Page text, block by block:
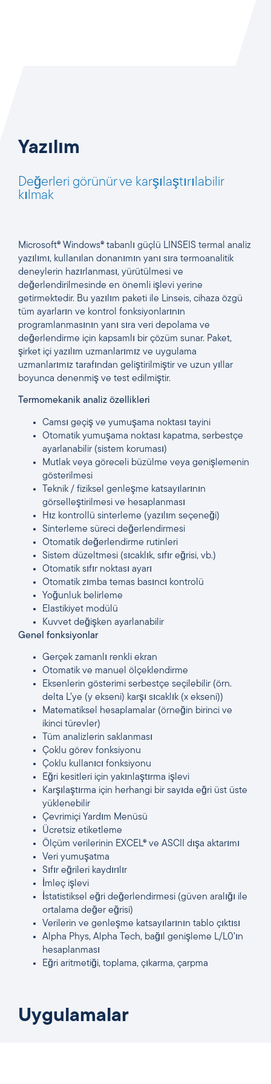
Yazılım
Değerleri görünür ve karşılaştırılabilir
kılmak
Microsoft® Windows® tabanlı güçlü LINSEIS termal analiz
yazılımı, kullanılan donanımın yanı sıra termoanalitik
deneylerin hazırlanması, yürütülmesi ve
değerlendirilmesinde en önemli işlevi yerine
getirmektedir. Bu yazılım paketi ile Linseis, cihaza özgü
tüm ayarların ve kontrol fonksiyonlarının
programlanmasının yanı sıra veri depolama ve
değerlendirme için kapsamlı bir çözüm sunar. Paket,
şirket içi yazılım uzmanlarımız ve uygulama
uzmanlarımız tarafından geliştirilmiştir ve uzun yıllar
boyunca denenmiş ve test edilmiştir.
Termomekanik analiz özellikleri
Camsı geçiş ve yumuşama noktası tayini
Otomatik yumuşama noktası kapatma, serbestçe
ayarlanabilir (sistem koruması)
Mutlak veya göreceli büzülme veya genişlemenin
gösterilmesi
Teknik / fiziksel genleşme katsayılarının
görselleştirilmesi ve hesaplanması
Hız kontrollü sinterleme (yazılım seçeneği)
Sinterleme süreci değerlendirmesi
Otomatik değerlendirme rutinleri
Sistem düzeltmesi (sıcaklık, sıfır eğrisi, vb.)
Otomatik sıfır noktası ayarı
Otomatik zımba temas basıncı kontrolü
Yoğunluk belirleme
Elastikiyet modülü
Kuvvet değişken ayarlanabilir
Genel fonksiyonlar
Gerçek zamanlı renkli ekran
Otomatik ve manuel ölçeklendirme
Eksenlerin gösterimi serbestçe seçilebilir (örn.
delta L’ye (y ekseni) karşı sıcaklık (x ekseni))
Matematiksel hesaplamalar (örneğin birinci ve
ikinci türevler)
Tüm analizlerin saklanması
Çoklu görev fonksiyonu
Çoklu kullanıcı fonksiyonu
Eğri kesitleri için yakınlaştırma işlevi
Karşılaştırma için herhangi bir sayıda eğri üst üste
yüklenebilir
Çevrimiçi Yardım Menüsü
Ücretsiz etiketleme
Ölçüm verilerinin EXCEL® ve ASCII dışa aktarımı
Veri yumuşatma
Sıfır eğrileri kaydırılır
İmleç işlevi
İstatistiksel eğri değerlendirmesi (güven aralığı ile
ortalama değer eğrisi)
Verilerin ve genleşme katsayılarının tablo çıktısı
Alpha Phys, Alpha Tech, bağıl genişleme L/L0’ın
hesaplanması
Eğri aritmetiği, toplama, çıkarma, çarpma
Uygulamalar